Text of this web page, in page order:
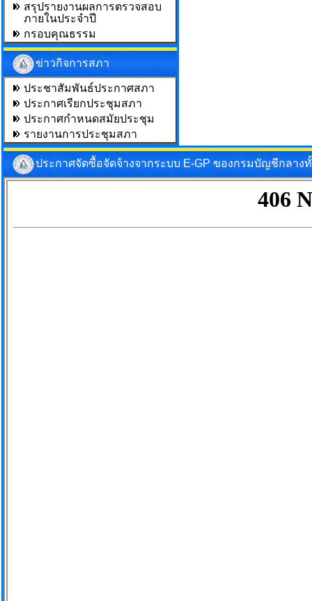
สรุปรายงานผลการตรวจสอบ
ภายในประจำปี
กรอบคุณธรรม
ข่าวกิจการสภา
ประชาสัมพันธ์ประกาศสภา
ประกาศเรียกประชุมสภา
ประกาศกำหนดสมัยประชุม
รายงานการประชุมสภา
ประกาศจัดซื้อจัดจ้างจากระบบ E-GP ของกรมบัญชีกลาง